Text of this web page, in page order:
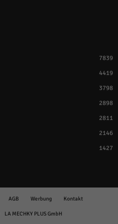
7839
4419
3798
2898
2811
2146
1427
AGB Werbung Kontakt
LA MECHKY PLUS GmbH